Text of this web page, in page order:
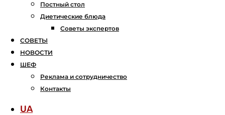
Постный стол
Диетические блюда
Советы экспертов
СОВЕТЫ
НОВОСТИ
ШЕФ
Реклама и сотрудничество
Контакты
UA